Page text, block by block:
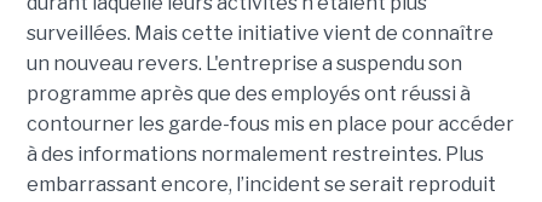
surveillées. Mais cette initiative vient de connaître
un nouveau revers. L'entreprise a suspendu son
programme après que des employés ont réussi à
contourner les garde-fous mis en place pour accéder
à des informations normalement restreintes. Plus
embarrassant encore, l’incident se serait reproduit